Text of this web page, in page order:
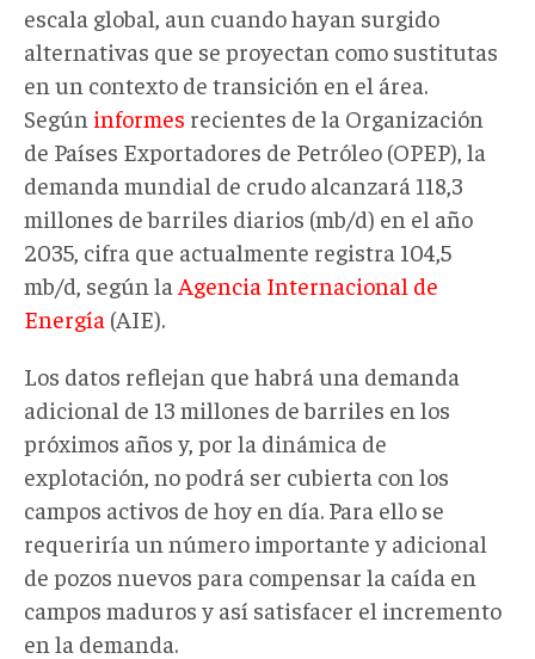
escala global, aun cuando hayan surgido
alternativas que se proyectan como sustitutas
en un contexto de transición en el área.
Según informes recientes de la Organización
de Países Exportadores de Petróleo (OPEP), la
demanda mundial de crudo alcanzará 118,3
millones de barriles diarios (mb/d) en el año
2035, cifra que actualmente registra 104,5
mb/d, según la Agencia Internacional de
Energía (AIE).
Los datos reflejan que habrá una demanda
adicional de 13 millones de barriles en los
próximos años y, por la dinámica de
explotación, no podrá ser cubierta con los
campos activos de hoy en día. Para ello se
requeriría un número importante y adicional
de pozos nuevos para compensar la caída en
campos maduros y así satisfacer el incremento
en la demanda.